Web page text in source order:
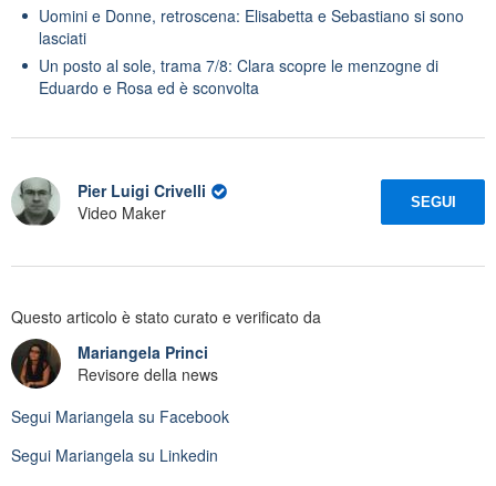
Uomini e Donne, retroscena: Elisabetta e Sebastiano si sono
lasciati
Un posto al sole, trama 7/8: Clara scopre le menzogne di
Eduardo e Rosa ed è sconvolta
Pier Luigi Crivelli
Video Maker
SEGUI
Questo articolo è stato curato e verificato da
Mariangela Princi
Revisore della news
Segui Mariangela su Facebook
Segui Mariangela su Linkedin